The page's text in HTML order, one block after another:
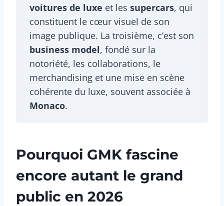
voitures de luxe et les supercars, qui
constituent le cœur visuel de son
image publique. La troisième, c’est son
business model, fondé sur la
notoriété, les collaborations, le
merchandising et une mise en scène
cohérente du luxe, souvent associée à
Monaco.
Pourquoi GMK fascine
encore autant le grand
public en 2026